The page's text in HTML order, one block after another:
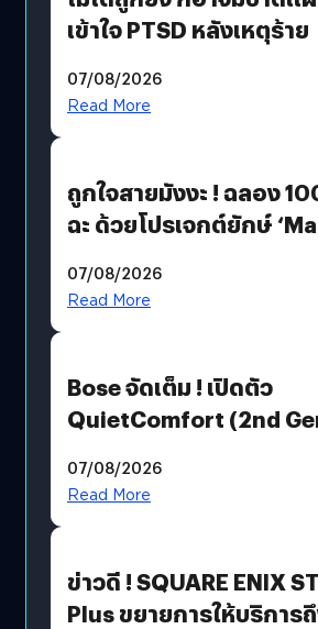
เข้าใจ PTSD หลังเหตุร้าย
07/08/2026
Read More
ถูกใจสายมังงะ ! ฉลอง
ฉะ ด้วยโปรเจกต์ยักษ์
มีภาษาไทยด้วย
07/08/2026
Read More
Bose จัดเต็ม ! เปิดตัว
QuietComfort (2nd
07/08/2026
Read More
ข่าวดี ! SQUARE ENIX
Plus ขยายการให้บริการ